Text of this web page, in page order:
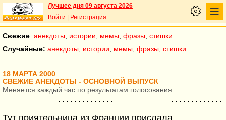
Лучшее дня 09 августа 2026
Войти
Регистрация
Свежие: анекдоты истории мемы фразы стишки
Случайные: анекдоты истории мемы фразы стишки
18 МАРТА 2000
СВЕЖИЕ АНЕКДОТЫ - ОСНОВНОЙ ВЫПУСК
Меняется каждый час по результатам голосования
Тут приятельница из Франции прислала...